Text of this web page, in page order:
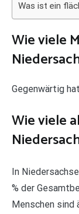
Was ist ein
Wie viele
Gegenwärtig
Wie viele
In
% der
Menschen sind